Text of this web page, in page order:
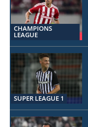
CHAMPIONS
LEAGUE
SUPER LEAGUE 1